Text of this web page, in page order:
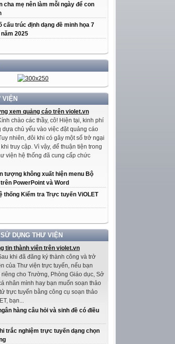
cha mẹ nên làm mỗi ngày để con
cấu trúc định dạng đề minh họa 7
2025
VIỆN
xem quảng cáo trên violet.vn
chào các thầy, cô! Hiện tại, kinh phí
dựa chủ yếu vào việc đặt quảng cáo
nhiên, đôi khi có gây một số trở ngại
truy cập. Vì vậy, để thuận tiện trong
viện hệ thống đã cung cấp chức
tượng không xuất hiện menu Bộ
PowerPoint và Word
thống Kiểm tra Trực tuyến ViOLET
DỤNG THƯ VIỆN
tin thành viên trên violet.vn
khi đã đăng ký thành công và trở
của Thư viện trực tuyến, nếu bạn
riêng cho Trường, Phòng Giáo dục, Sở
nhân mình hay bạn muốn soạn thảo
trực tuyến bằng công cụ soạn thảo
bạn...
hàng câu hỏi và sinh đề có điều
trắc nghiệm trực tuyến dạng chọn